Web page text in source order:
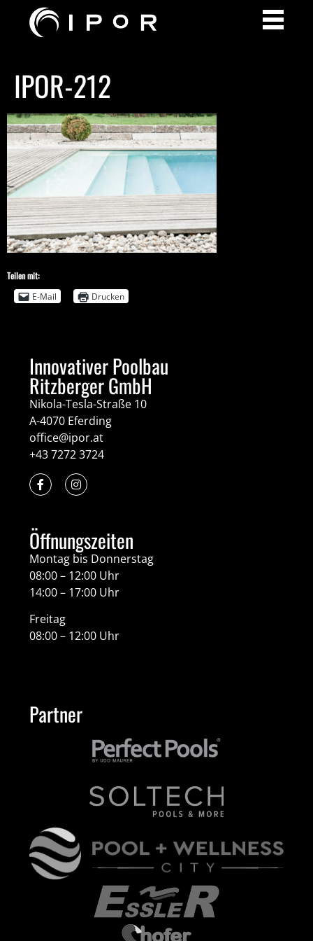
IPOR-212
Teilen mit:
E-Mail
Drucken
Innovativer Poolbau
Ritzberger GmbH
Nikola-Tesla-Straße 10
A-4070 Eferding
office@ipor.at
+43 7272 3724
Öffnungszeiten
Montag bis Donnerstag
08:00 – 12:00 Uhr
14:00 – 17:00 Uhr
Freitag
08:00 – 12:00 Uhr
Partner